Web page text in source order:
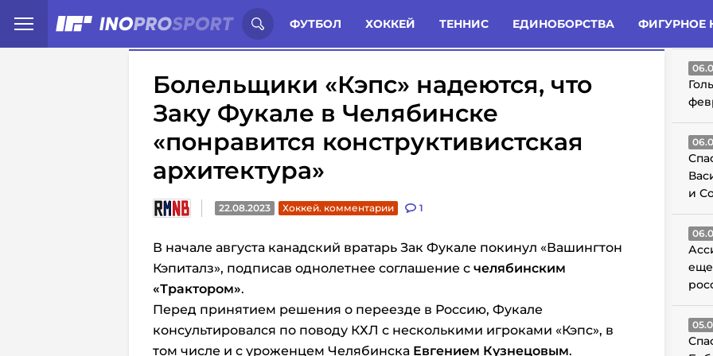
ФУТБОЛ ХОККЕЙ ТЕННИС ЕДИНОБОРСТВА ФИГУРНОЕ
Иностранцы о спорте России: Статьи Комменты Новости
Болельщики «Кэпс» надеются, что
Заку Фукале в Челябинске
«понравится конструктивистская
архитектура»
22.08.2023 Хоккей. комментарии 1
В начале августа канадский вратарь Зак Фукале покинул «Вашингтон
Кэпиталз», подписав однолетнее соглашение с челябинским
«Трактором».
Перед принятием решения о переезде в Россию, Фукале
консультировался по поводу КХЛ с несколькими игроками «Кэпс», в
том числе и с уроженцем Челябинска Евгением Кузнецовым.
и
еще